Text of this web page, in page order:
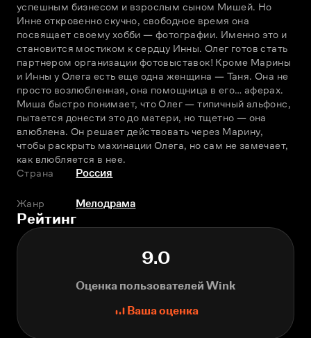
успешным бизнесом и взрослым сыном Мишей. Но
Инне откровенно скучно, свободное время она
посвящает своему хобби — фотографии. Именно это и
становится мостиком к сердцу Инны. Олег готов стать
партнером организации фотовыставок! Кроме Марины
и Инны у Олега есть еще одна женщина — Таня. Она не
просто возлюбленная, она помощница в его… аферах.
Миша быстро понимает, что Олег — типичный альфонс,
пытается донести это до матери, но тщетно — она
влюблена. Он решает действовать через Марину,
чтобы раскрыть махинации Олега, но сам не замечает,
как влюбляется в нее.
Страна
Россия
Жанр Мелодрама
Рейтинг
9.0
Оценка пользователей Wink
Ваша оценка